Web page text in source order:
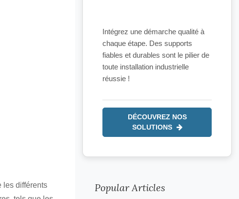
les différents
Commencez par évaluer
précisément la charge et
l'environnement de vos
installations. Un bon diagnostic
est la clé pour choisir le système
durable !